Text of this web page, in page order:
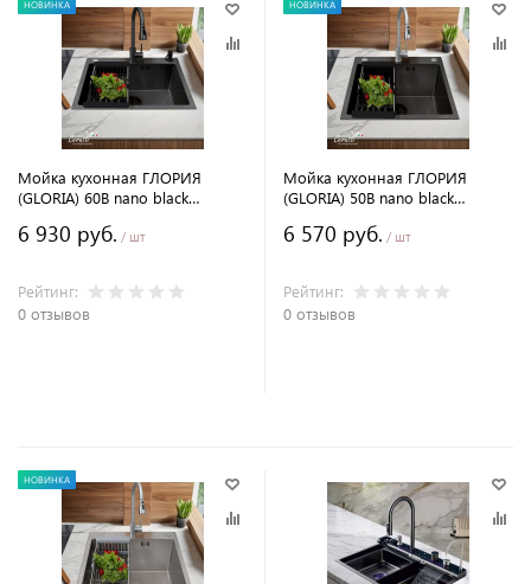
НОВИНКА
Мойка кухонная ГЛОРИЯ
(GLORIA) 60B nano black
стали, 60х50х22 см
6 930 руб. / шт
Рейтинг:
0 отзывов
НОВИНКА
Мойка кухонная ГЛОРИЯ
(GLORIA) 50B nano black
стали, 50х50х22 см
6 570 руб. / шт
Рейтинг:
0 отзывов
НОВИНКА